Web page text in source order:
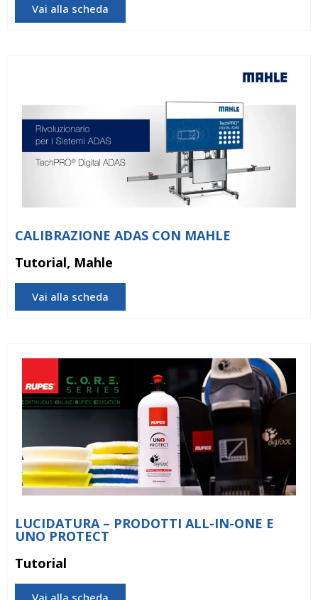
Vai alla scheda
CALIBRAZIONE ADAS CON MAHLE
Tutorial, Mahle
Vai alla scheda
LUCIDATURA – PRODOTTI ALL-IN-ONE E
UNO PROTECT
Tutorial
Vai alla scheda